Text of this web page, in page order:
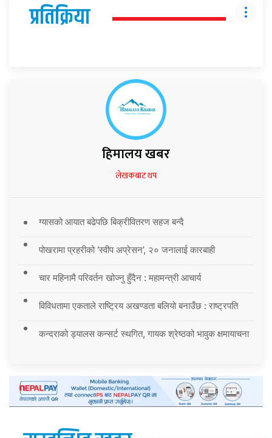
प्रतिक्रिया
हिमालय खबर
लेखकबाट थप
ग्यासको आयात बढेपछि बिक्रीवितरण सहज बन्दै
पोखरामा प्रहरीको ‘स्वीप अप्रेसन’, २० जनालाई कारबाही
चार महिनामै परिवर्तन खोज्नु हुँदैन : महामन्त्री आचार्य
विविधतामा एकताले राष्ट्रिय अखण्डता बलियो बनाउँछ : राष्ट्रपति
कन्दराको ड्यालस कन्सर्ट स्थगित, गायक श्रेष्ठको भावुक क्षमायाचना